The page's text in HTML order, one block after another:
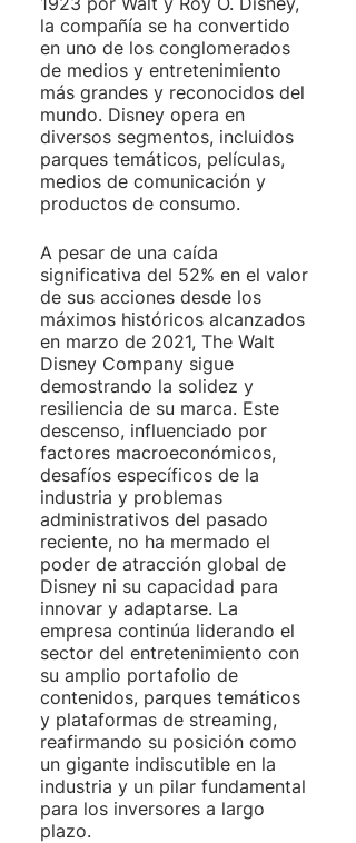
la compañía se ha convertido
en uno de los conglomerados
de medios y entretenimiento
más grandes y reconocidos del
mundo. Disney opera en
diversos segmentos, incluidos
parques temáticos, películas,
medios de comunicación y
productos de consumo.
A pesar de una caída
significativa del 52% en el valor
de sus acciones desde los
máximos históricos alcanzados
en marzo de 2021, The Walt
Disney Company sigue
demostrando la solidez y
resiliencia de su marca. Este
descenso, influenciado por
factores macroeconómicos,
desafíos específicos de la
industria y problemas
administrativos del pasado
reciente, no ha mermado el
poder de atracción global de
Disney ni su capacidad para
innovar y adaptarse. La
empresa continúa liderando el
sector del entretenimiento con
su amplio portafolio de
contenidos, parques temáticos
y plataformas de streaming,
reafirmando su posición como
un gigante indiscutible en la
industria y un pilar fundamental
para los inversores a largo
plazo.